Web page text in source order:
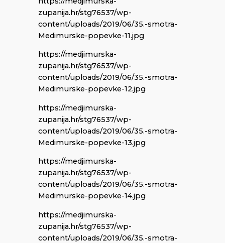
zupanija.hr/stg76537/wp-
content/uploads/2019/06/35.-smotra-
Medimurske-popevke-11.jpg
https://medjimurska-
zupanija.hr/stg76537/wp-
content/uploads/2019/06/35.-smotra-
Medimurske-popevke-12.jpg
https://medjimurska-
zupanija.hr/stg76537/wp-
content/uploads/2019/06/35.-smotra-
Medimurske-popevke-13.jpg
https://medjimurska-
zupanija.hr/stg76537/wp-
content/uploads/2019/06/35.-smotra-
Medimurske-popevke-14.jpg
https://medjimurska-
zupanija.hr/stg76537/wp-
content/uploads/2019/06/35.-smotra-